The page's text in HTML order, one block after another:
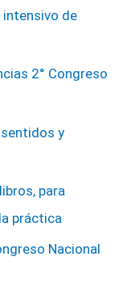
intensivo de
2° Congreso
y
para
práctica
Nacional